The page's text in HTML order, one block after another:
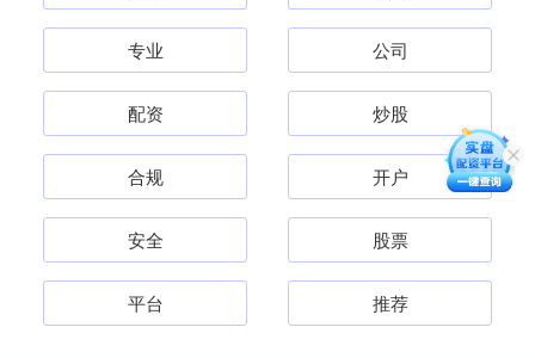
专业 公司
配资 炒股
合规 开户
安全 股票
平台 推荐